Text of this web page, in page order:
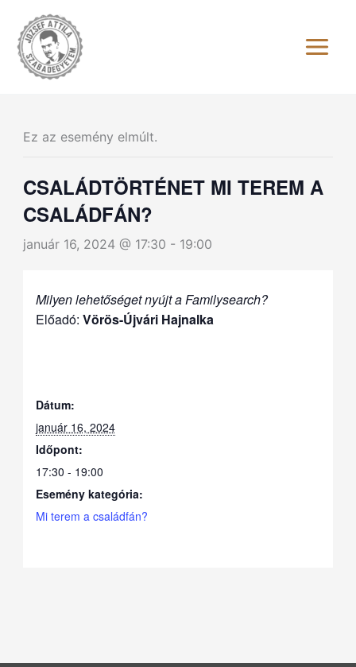
content
Ez az esemény elmúlt.
CSALÁDTÖRTÉNET MI TEREM A
CSALÁDFÁN?
január 16, 2024 @ 17:30 - 19:00
Milyen lehetőséget nyújt a Familysearch?
Előadó: Vörös-Újvári Hajnalka
Dátum:
január 16, 2024
Időpont:
17:30 - 19:00
Esemény kategória:
Mi terem a családfán?